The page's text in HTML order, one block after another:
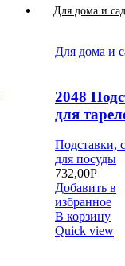
Для дома и
Для дома и
2048
для
Подставки,
для посуды
732,00Р
Добавить в
избранное
В корзину
Quick view